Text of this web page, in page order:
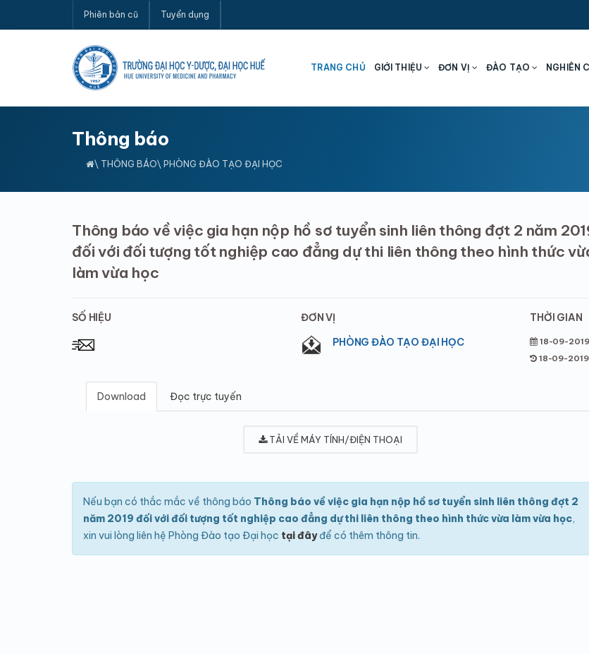
Phiên bản cũ Tuyển dụng
TRANG CHỦ GIỚI THIỆU ĐƠN VỊ ĐÀO TẠO NGHIÊN
Thông báo
\ THÔNG BÁO\ PHÒNG ĐÀO TẠO ĐẠI HỌC
Thông báo về việc gia hạn nộp hồ sơ tuyển sinh liên thông đợt 2 năm
đối với đối tượng tốt nghiệp cao đẳng dự thi liên thông theo hình thức
làm vừa học
SỐ HIỆU
ĐƠN VỊ
PHÒNG ĐÀO TẠO ĐẠI HỌC
THỜI GIAN
18-09-2019
18-09-2019
Download Đọc trực tuyến
TẢI VỀ MÁY TÍNH/ĐIỆN THOẠI
Nếu bạn có thắc mắc về thông báo Thông báo về việc gia hạn nộp hồ sơ tuyển sinh liên thông đợt 2
năm 2019 đối với đối tượng tốt nghiệp cao đẳng dự thi liên thông theo hình thức vừa làm vừa học,
xin vui lòng liên hệ Phòng Đào tạo Đại học tại đâyđể có thêm thông tin.